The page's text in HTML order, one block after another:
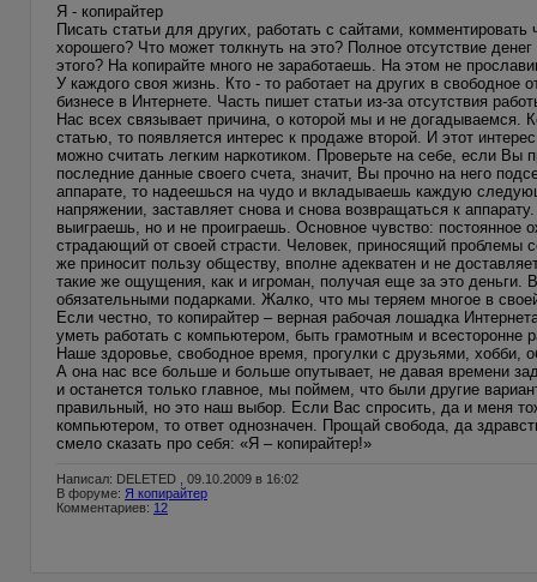
Я - копирайтер
Писать статьи для других, работать с сайтами,
хорошего? Что может толкнуть на это? Полное отсутствие
этого? На копирайте много не заработаешь. На этом не
У каждого своя жизнь. Кто - то работает на других в
бизнесе в Интернете. Часть пишет статьи из-за отсутствия
Нас всех связывает причина, о которой мы и не догадываемся.
статью, то появляется интерес к продаже второй. И этот
можно считать легким наркотиком. Проверьте на себе, если
последние данные своего счета, значит, Вы прочно на него
аппарате, то надеешься на чудо и вкладываешь каждую
напряжении, заставляет снова и снова возвращаться к
выиграешь, но и не проиграешь. Основное чувство: постоянное
страдающий от своей страсти. Человек, приносящий
же приносит пользу обществу, вполне адекватен и не
такие же ощущения, как и игроман, получая еще за это деньги.
обязательными подарками. Жалко, что мы теряем многое в
Если честно, то копирайтер – верная рабочая лошадка
уметь работать с компьютером, быть грамотным и
Наше здоровье, свободное время, прогулки с друзьями,
А она нас все больше и больше опутывает, не давая времени
и останется только главное, мы поймем, что были другие
правильный, но это наш выбор. Если Вас спросить, да и меня
компьютером, то ответ однозначен. Прощай свобода, да
смело сказать про себя: «Я – копирайтер!»
Написал: DELETED , 09.10.2009 в 16:02
В форуме: Я копирайтер
Комментариев: 12